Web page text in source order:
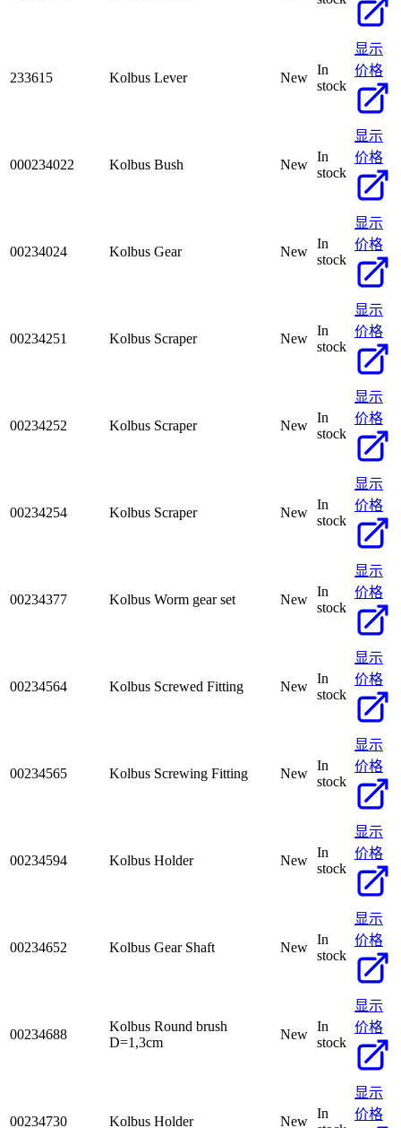
233615 Kolbus Lever New
In
stock
显示
价格
000234022 Kolbus Bush New
In
stock
显示
价格
00234024 Kolbus Gear New
In
stock
显示
价格
00234251 Kolbus Scraper New
In
stock
显示
价格
00234252 Kolbus Scraper New
In
stock
显示
价格
00234254 Kolbus Scraper New
In
stock
显示
价格
00234377 Kolbus Worm gear set New
In
stock
显示
价格
00234564 Kolbus Screwed Fitting New
In
stock
显示
价格
00234565 Kolbus Screwing Fitting New
In
stock
显示
价格
00234594 Kolbus Holder New
In
stock
显示
价格
00234652 Kolbus Gear Shaft New
In
stock
显示
价格
00234688
Kolbus Round brush
D=1,3cm
New
In
stock
显示
价格
00234730 Kolbus Holder New
In
显示
价格